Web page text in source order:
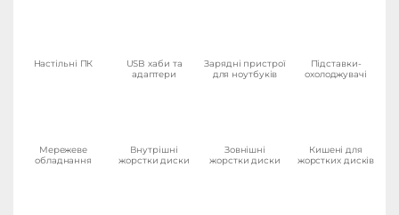
Настільні ПК
USB хаби та
адаптери
Зарядні пристрої
для ноутбуків
Підставки-
охолоджувачі
Мережеве
обладнання
Внутрішні
жорстки диски
Зовнішні
жорстки диски
Кишені для
жорстких дисків